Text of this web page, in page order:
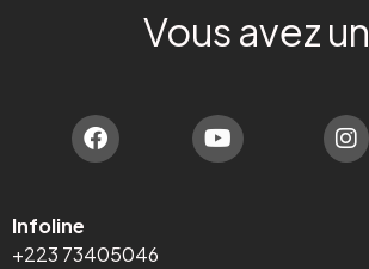
Vous avez un
Infoline
+223 73405046